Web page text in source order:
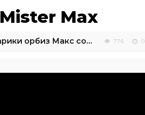
Mister Max
Растущие шарики орбиз Макс сортирует с улитками 776